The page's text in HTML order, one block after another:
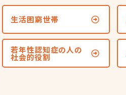
生活困窮世帯
若年性認知症の人の
社会的役割